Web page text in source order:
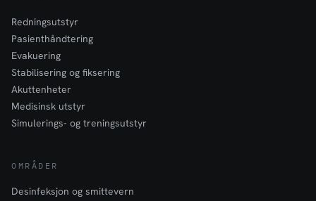
Redningsutstyr
Pasienthåndtering
Evakuering
Stabilisering og fiksering
Akuttenheter
Medisinsk utstyr
Simulerings- og treningsutstyr
OMRÅDER
Desinfeksjon og smittevern